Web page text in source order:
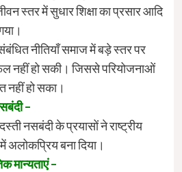
स्तर में सुधार शिक्षा का प्रसार आदि
नीतियाँ समाज में बड़े स्तर पर
नहीं हो सकी। जिससे परियोजनाओं
नहीं हो सका।
–
नसबंदी के प्रयासों ने राष्ट्रीय
अलोकप्रिय बना दिया।
मान्यताएं –